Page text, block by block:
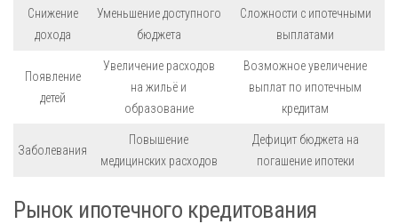
Снижение
дохода
Уменьшение доступного
бюджета
Сложности с ипотечными
выплатами
Появление
детей
Увеличение расходов
на жильё и
образование
Возможное увеличение
выплат по ипотечным
кредитам
Заболевания
Повышение
медицинских расходов
Дефицит бюджета на
погашение ипотеки
Рынок ипотечного кредитования